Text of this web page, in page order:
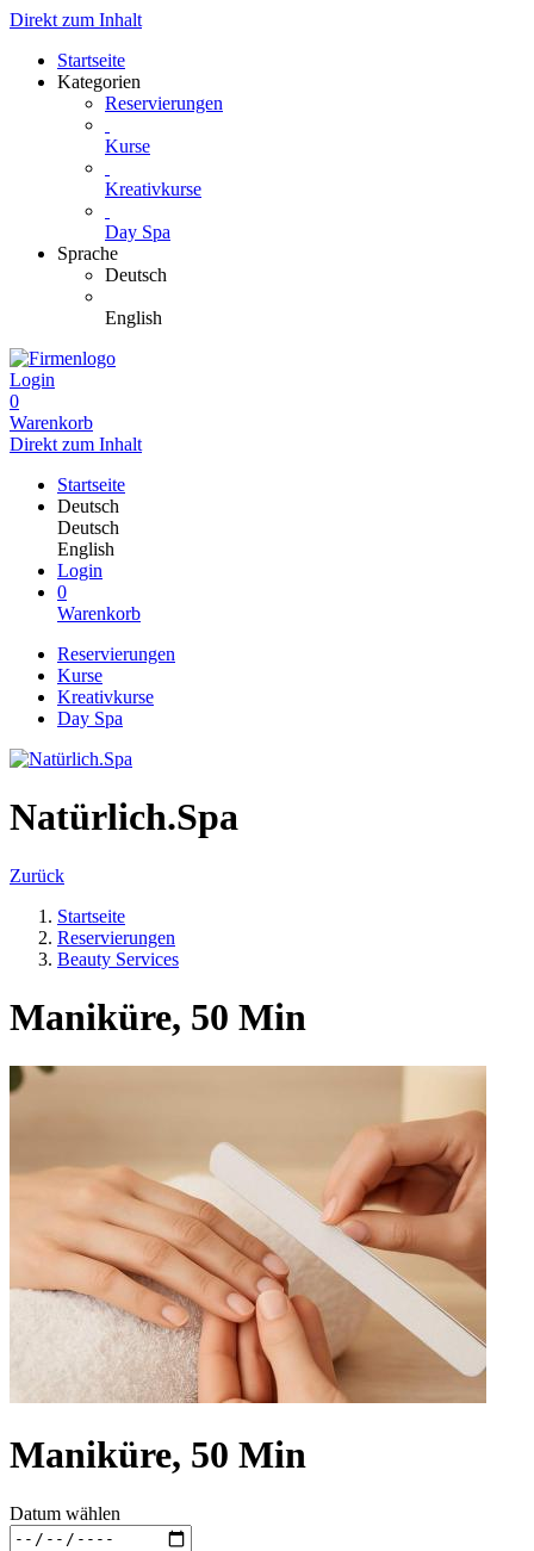
Direkt zum Inhalt
Startseite
Kategorien
Reservierungen
Kurse
Kreativkurse
Day Spa
Sprache
Deutsch
English
Login
0
Warenkorb
Direkt zum Inhalt
Startseite
Deutsch
Deutsch
English
Login
0
Warenkorb
Reservierungen
Kurse
Kreativkurse
Day Spa
Natürlich.Spa
Zurück
Startseite
Reservierungen
Beauty Services
Maniküre, 50 Min
Maniküre, 50 Min
Datum wählen